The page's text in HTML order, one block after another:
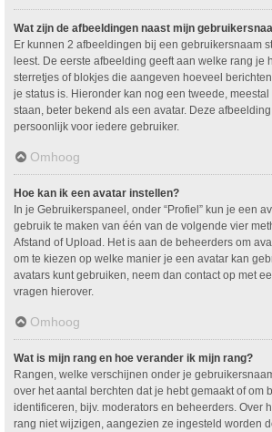
Wat zijn de afbeeldingen naast mijn
Er kunnen 2 afbeeldingen bij een gebruikersnaam
leest. De eerste afbeelding geeft aan welke rang je
sterretjes of blokjes die aangeven hoeveel
je status is. Hieronder kan nog een tweede,
staan, beter bekend als een avatar. Deze
persoonlijk voor iedere gebruiker.
Omhoog
Hoe kan ik een avatar instellen?
In je Gebruikerspaneel, onder “Profiel” kun je een
gebruik te maken van één van de volgende vier
Afstand of Upload. Het is aan de beheerders om
om te kiezen op welke manier je een avatar kan
avatars kunt gebruiken, neem dan contact op met
vragen hierover.
Omhoog
Wat is mijn rang en hoe verander ik mijn rang?
Rangen, welke verschijnen onder je
over het aantal berchten dat je hebt gemaakt of om
identificeren, bijv. moderators en beheerders. Over
rang niet wijzigen, aangezien ze ingesteld worden